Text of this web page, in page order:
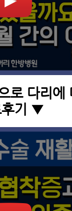
로 다리에
후기 ▼